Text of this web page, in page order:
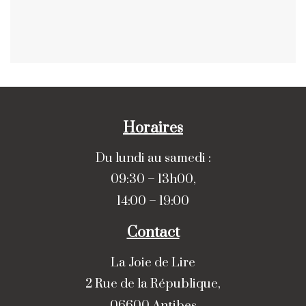
Horaires
Du lundi au samedi :
09:30 – 13h00,
14:00 – 19:00
Contact
La Joie de Lire
2 Rue de la République,